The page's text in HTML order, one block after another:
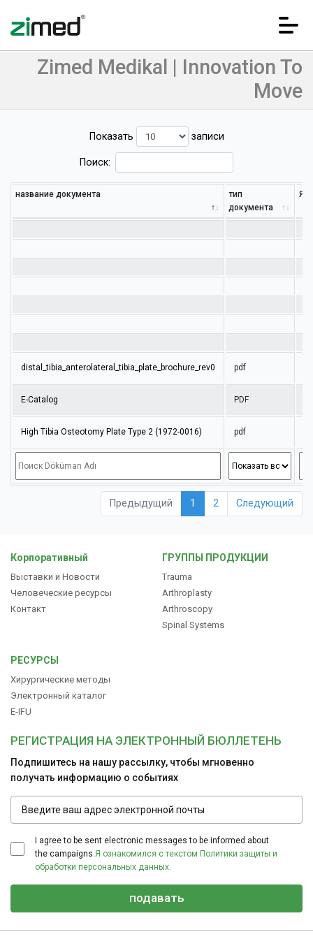
Домашняя страница
Корпоративный
Русский
Zimed Medikal | Innovation To
Move
Показать записи
Поиск:
название документа
тип
документа
distal_tibia_anterolateral_tibia_plate_brochure_rev0 pdf
E-Catalog PDF
High Tibia Osteotomy Plate Type 2 (1972-0016) pdf
Предыдущий 1 2 Следующий
Корпоративный
Выставки и Новости
Человеческие ресурсы
Контакт
ГРУППЫ ПРОДУКЦИИ
Trauma
Arthroplasty
Arthroscopy
Spinal Systems
РЕСУРСЫ
Хирургические методы
Электронный каталог
E-IFU
РЕГИСТРАЦИЯ НА ЭЛЕКТРОННЫЙ БЮЛЛЕТЕНЬ
Подпишитесь на нашу рассылку, чтобы мгновенно
получать информацию о событиях
I agree to be sent electronic messages to be informed about
the campaigns. Я ознакомился с текстом Политики защиты и
обработки персональных данных.
подавать